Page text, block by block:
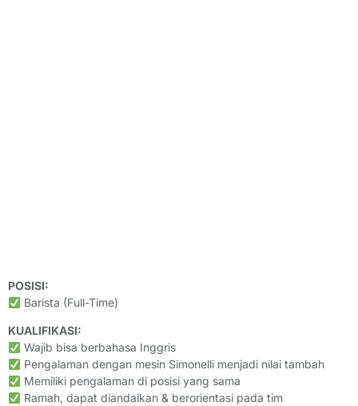
POSISI:
Barista (Full-Time)
KUALIFIKASI:
Wajib bisa berbahasa Inggris
Pengalaman dengan mesin Simonelli menjadi nilai tambah
Memiliki pengalaman di posisi yang sama
Ramah, dapat diandalkan & berorientasi pada tim